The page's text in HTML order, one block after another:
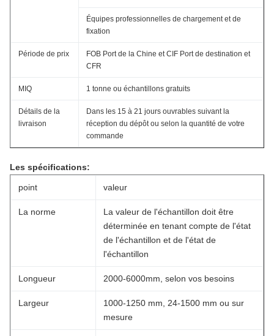
Équipes professionnelles de chargement et de
fixation
Période de prix
FOB Port de la Chine et CIF Port de destination et
CFR
MIQ 1 tonne ou échantillons gratuits
Détails de la
livraison
Dans les 15 à 21 jours ouvrables suivant la
réception du dépôt ou selon la quantité de votre
commande
Les spécifications:
point valeur
La norme
La valeur de l'échantillon doit être
déterminée en tenant compte de l'état
de l'échantillon et de l'état de
l'échantillon
Longueur 2000-6000mm, selon vos besoins
Largeur
1000-1250 mm, 24-1500 mm ou sur
mesure